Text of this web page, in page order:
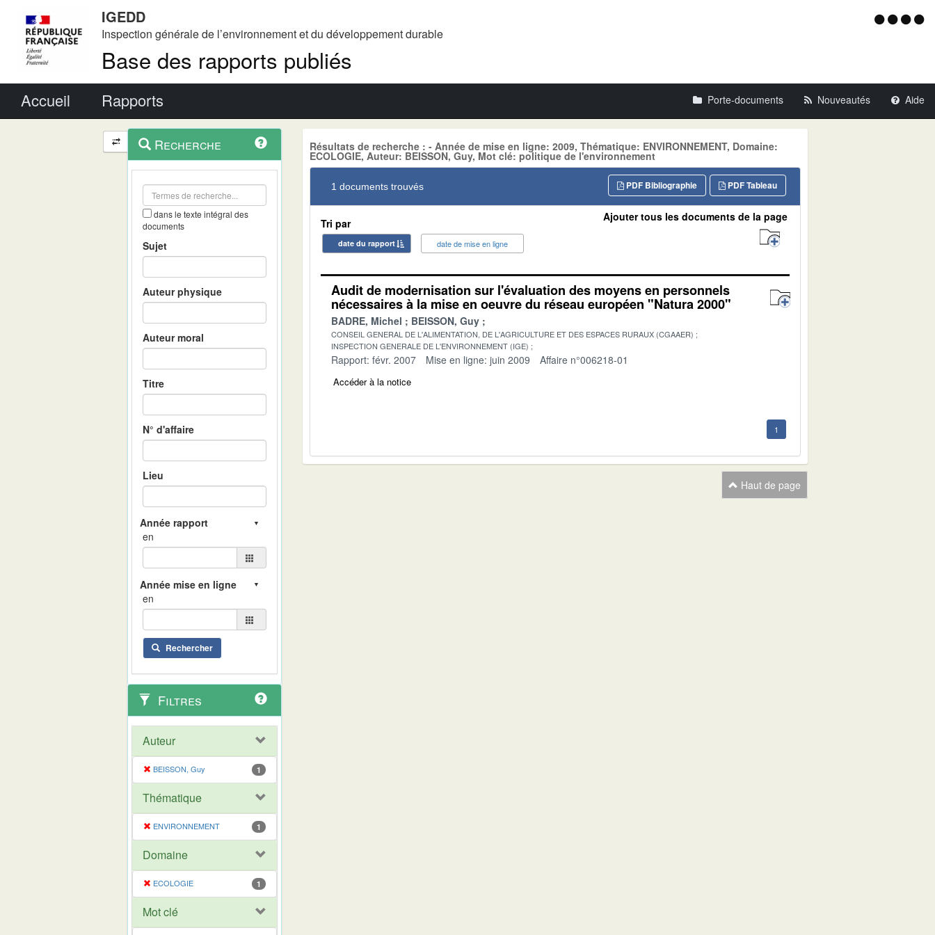
IGEDD
Inspection générale de l’environnement et du développement durable
Base des rapports publiés
Menu
Accueil Rapports Porte-documents Nouveautés Aide
Navigation
et
outils
contextuel
Recherche
dans le texte intégral des
documents
Sujet
Auteur physique
Auteur moral
Titre
N° d'affaire
Lieu
en
en
Rechercher
Filtres
Auteur
BEISSON, Guy 1
Thématique
ENVIRONNEMENT 1
Domaine
ECOLOGIE 1
Mot clé
Résultats de recherche : - Année de mise en ligne: 2009, Thématique: ENVIRONNEMENT, Domaine:
ECOLOGIE, Auteur: BEISSON, Guy, Mot clé: politique de l'environnement
1 documents trouvés PDF Tableau
PDF Bibliographie
Tri par
date du rapport date de mise en ligne
Ajouter tous les documents de la page
Audit de modernisation sur l'évaluation des moyens en personnels
nécessaires à la mise en oeuvre du réseau européen "Natura 2000"
BADRE, Michel BEISSON, Guy
CONSEIL GENERAL DE L'ALIMENTATION, DE L'AGRICULTURE ET DES ESPACES RURAUX (CGAAER)
INSPECTION GENERALE DE L'ENVIRONNEMENT (IGE)
Rapport: févr. 2007 Mise en ligne: juin 2009 Affaire n°006218-01
Accéder à la notice
1
Haut de page